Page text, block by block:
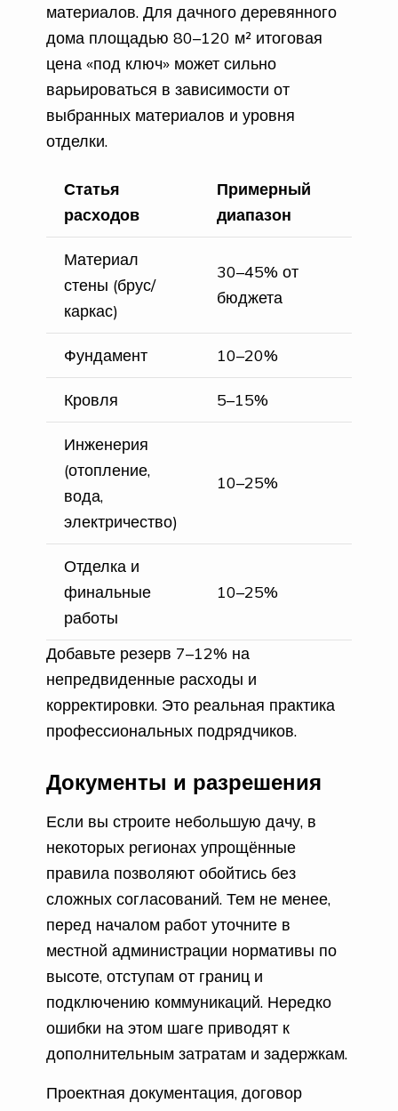
материалов. Для дачного деревянного
дома площадью 80–120 м² итоговая
цена «под ключ» может сильно
варьироваться в зависимости от
выбранных материалов и уровня
отделки.
Статья
расходов
Примерный
диапазон
Материал
стены (брус/
каркас)
30–45% от
бюджета
Фундамент 10–20%
Кровля 5–15%
Инженерия
(отопление,
вода,
электричество)
10–25%
Отделка и
финальные
работы
10–25%
Добавьте резерв 7–12% на
непредвиденные расходы и
корректировки. Это реальная практика
профессиональных подрядчиков.
Документы и разрешения
Если вы строите небольшую дачу, в
некоторых регионах упрощённые
правила позволяют обойтись без
сложных согласований. Тем не менее,
перед началом работ уточните в
местной администрации нормативы по
высоте, отступам от границ и
подключению коммуникаций. Нередко
ошибки на этом шаге приводят к
дополнительным затратам и задержкам.
Проектная документация, договор